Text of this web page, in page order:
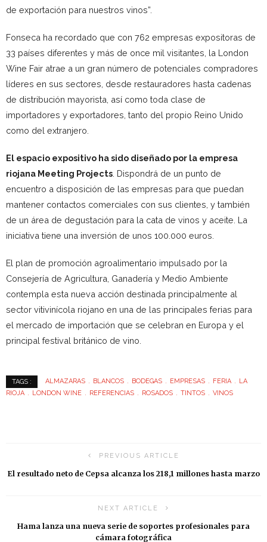
de exportación para nuestros vinos”.
Fonseca ha recordado que con 762 empresas expositoras de
33 países diferentes y más de once mil visitantes, la London
Wine Fair atrae a un gran número de potenciales compradores
líderes en sus sectores, desde restauradores hasta cadenas
de distribución mayorista, así como toda clase de
importadores y exportadores, tanto del propio Reino Unido
como del extranjero.
El espacio expositivo ha sido diseñado por la empresa
riojana Meeting Projects . Dispondrá de un punto de
encuentro a disposición de las empresas para que puedan
mantener contactos comerciales con sus clientes, y también
de un área de degustación para la cata de vinos y aceite. La
iniciativa tiene una inversión de unos 100.000 euros.
El plan de promoción agroalimentario impulsado por la
Consejería de Agricultura, Ganadería y Medio Ambiente
contempla esta nueva acción destinada principalmente al
sector vitivinícola riojano en una de las principales ferias para
el mercado de importación que se celebran en Europa y el
principal festival británico de vino.
TAGS : ALMAZARAS BLANCOS BODEGAS EMPRESAS FERIA
LA
RIOJA
LONDON WINE REFERENCIAS ROSADOS TINTOS VINOS
PREVIOUS ARTICLE
El resultado neto de Cepsa alcanza los 218,1 millones hasta marzo
NEXT ARTICLE
Hama lanza una nueva serie de soportes profesionales para
cámara fotográfica